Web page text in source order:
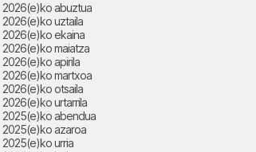
2026(e)ko abuztua
2026(e)ko uztaila
2026(e)ko ekaina
2026(e)ko maiatza
2026(e)ko apirila
2026(e)ko martxoa
2026(e)ko otsaila
2026(e)ko urtarrila
2025(e)ko abendua
2025(e)ko azaroa
2025(e)ko urria